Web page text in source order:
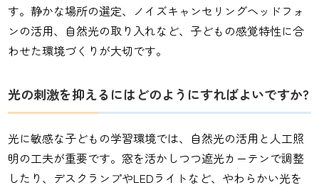
す。静かな場所の選定、ノイズキャンセリングヘッドフォ
ンの活用、自然光の取り入れなど、子どもの感覚特性に合
わせた環境づくりが大切です。
光の刺激を抑えるにはどのようにすればよいですか?
光に敏感な子どもの学習環境では、自然光の活用と人工照
明の工夫が重要です。窓を活かしつつ遮光カーテンで調整
したり、デスクランプやLEDライトなど、やわらかい光を